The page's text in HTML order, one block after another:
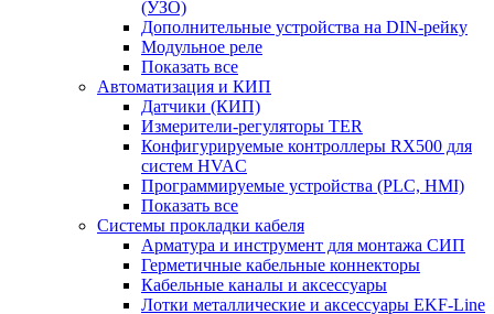
(УЗО)
Дополнительные устройства на DIN-рейку
Модульное реле
Показать все
Автоматизация и КИП
Датчики (КИП)
Измерители-регуляторы TER
Конфигурируемые контроллеры RX500 для
систем HVAC
Программируемые устройства (PLC, HMI)
Показать все
Системы прокладки кабеля
Арматура и инструмент для монтажа СИП
Герметичные кабельные коннекторы
Кабельные каналы и аксессуары
Лотки металлические и аксессуары EKF-Line